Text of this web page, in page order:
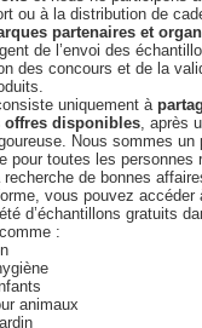
ou à la distribution de
partenaires et
de l’envoi des
des concours et de la
uniquement à
offres disponibles , après
Nous sommes un
pour toutes les personnes
recherche de bonnes
vous pouvez accéder
d’échantillons gratuits
:
animaux